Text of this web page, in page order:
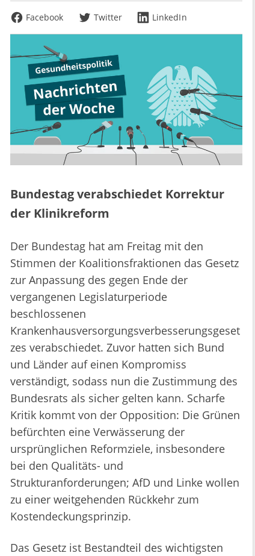
Facebook Twitter LinkedIn
Bundestag verabschiedet Korrektur
der Klinikreform
Der Bundestag hat am Freitag mit den
Stimmen der Koalitionsfraktionen das Gesetz
zur Anpassung des gegen Ende der
vergangenen Legislaturperiode
beschlossenen
Krankenhausversorgungsverbesserungsgeset
zes verabschiedet. Zuvor hatten sich Bund
und Länder auf einen Kompromiss
verständigt, sodass nun die Zustimmung des
Bundesrats als sicher gelten kann. Scharfe
Kritik kommt von der Opposition: Die Grünen
befürchten eine Verwässerung der
ursprünglichen Reformziele, insbesondere
bei den Qualitäts- und
Strukturanforderungen; AfD und Linke wollen
zu einer weitgehenden Rückkehr zum
Kostendeckungsprinzip.
Das Gesetz ist Bestandteil des wichtigsten